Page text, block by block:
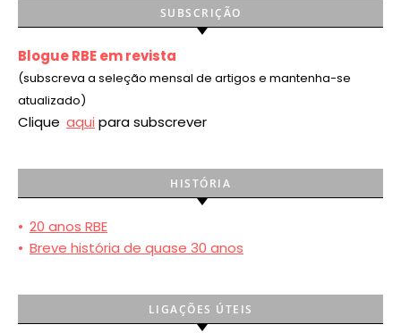
SUBSCRIÇÃO
Blogue RBE em revista
(subscreva a seleção mensal de artigos e mantenha-se
atualizado)
Clique aqui para subscrever
HISTÓRIA
• 20 anos RBE
• Breve história de quase 30 anos
LIGAÇÕES ÚTEIS